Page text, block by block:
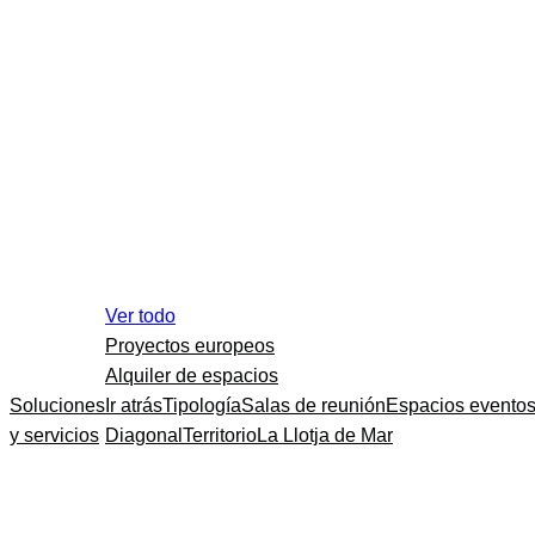
Soluciones
y servicios
Ver todo
Proyectos europeos
Alquiler de espacios
Ir atrásTipologíaSalas de reuniónEspacios eventos
Diagonal TerritorioLa Llotja de Mar